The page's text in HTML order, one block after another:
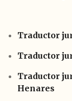
Traductor
Traductor
Traductor
Henares